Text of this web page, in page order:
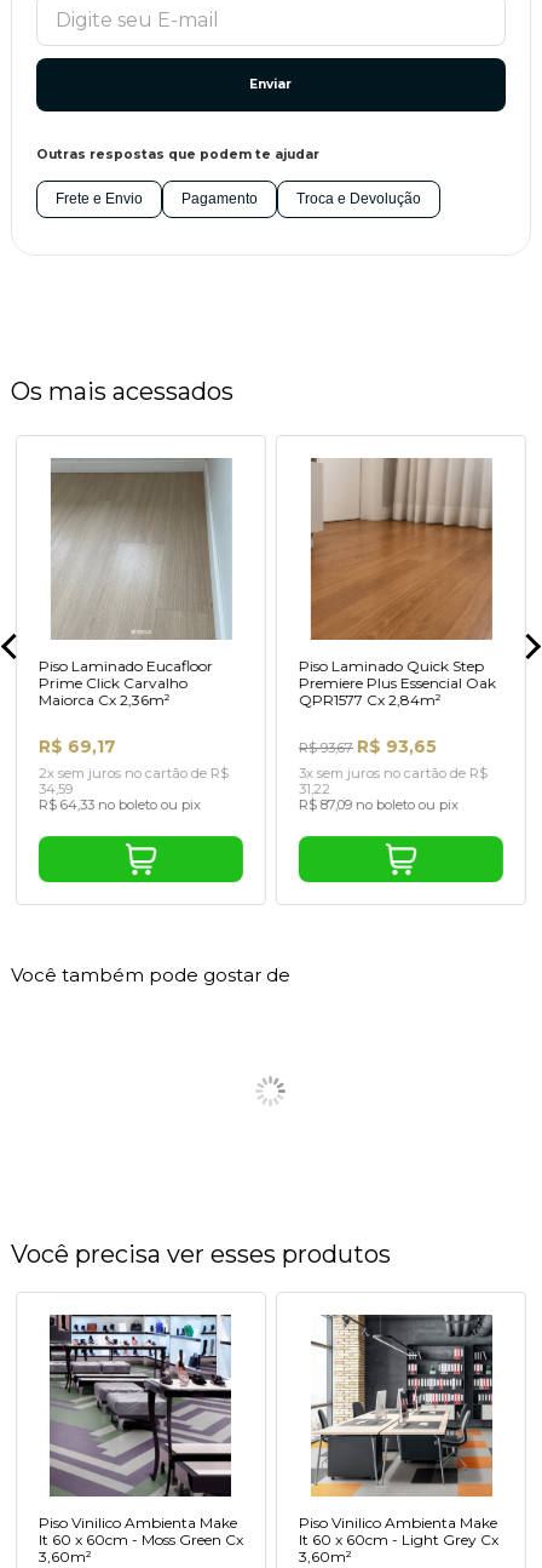
Enviar
Outras respostas que podem te ajudar
Frete e Envio Pagamento Troca e Devolução
Os mais acessados
Piso Laminado Eucafloor
Prime Click Carvalho
Maiorca Cx 2,36m²
R$ 69,17
2x sem juros no cartão de R$
34,59
R$ 64,33 no boleto ou pix
Piso Laminado Quick Step
Premiere Plus Essencial Oak
QPR1577 Cx 2,84m²
R$ 93,67 R$ 93,65
3x sem juros no cartão de R$
31,22
R$ 87,09 no boleto ou pix
Você também pode gostar de
Você precisa ver esses produtos
Piso Vinilico Ambienta Make
It 60 x 60cm - Moss Green Cx
3,60m²
Piso Vinilico Ambienta Make
It 60 x 60cm - Light Grey Cx
3,60m²